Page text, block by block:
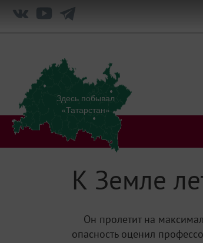
Здесь побывал
«Татарстан»
К Земле
Он пролетит на
опасность оценил